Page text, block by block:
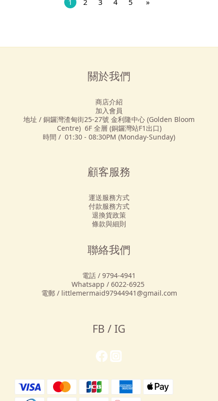
1 2 3 4 5 »
關於我們
商店介紹
加入會員
地址 / 銅鑼灣渣甸街25-27號 金利隆中心 (Golden Bloom
Centre) 6F 全層 (銅鑼灣站F1出口)
時間 / 01:30 - 08:30PM (Monday-Sunday)
顧客服務
運送服務方式
付款服務方式
退換貨政策
條款與細則
聯絡我們
電話 / 9794-4941
Whatsapp / 6022-6925
電郵 / littlemermaid97944941@gmail.com
FB / IG